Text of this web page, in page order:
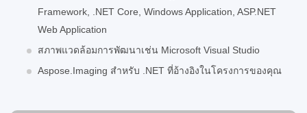
Framework, .NET Core, Windows Application, ASP.NET
Web Application
สภาพแวดล้อมการพัฒนาเช่น Microsoft Visual Studio
Aspose.Imaging สำหรับ .NET ที่อ้างอิงในโครงการของคุณ